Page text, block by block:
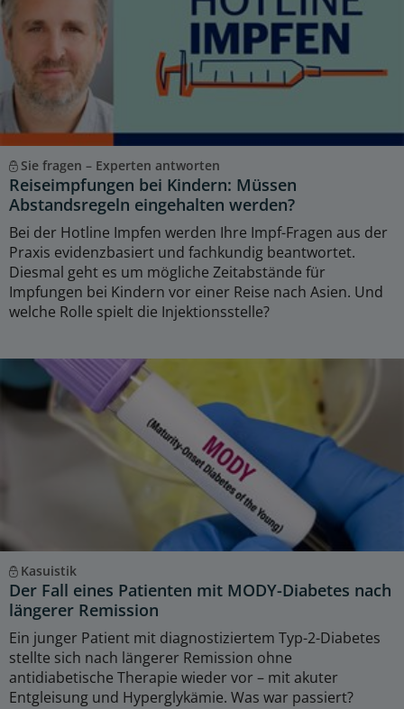
Sie fragen – Experten antworten
Reiseimpfungen bei Kindern: Müssen
Abstandsregeln eingehalten werden?
Bei der Hotline Impfen werden Ihre Impf-Fragen aus der
Praxis evidenzbasiert und fachkundig beantwortet.
Diesmal geht es um mögliche Zeitabstände für
Impfungen bei Kindern vor einer Reise nach Asien. Und
welche Rolle spielt die Injektionsstelle?
Kasuistik
Der Fall eines Patienten mit MODY-Diabetes nach
längerer Remission
Ein junger Patient mit diagnostiziertem Typ-2-Diabetes
stellte sich nach längerer Remission ohne
antidiabetische Therapie wieder vor – mit akuter
Entgleisung und Hyperglykämie. Was war passiert?